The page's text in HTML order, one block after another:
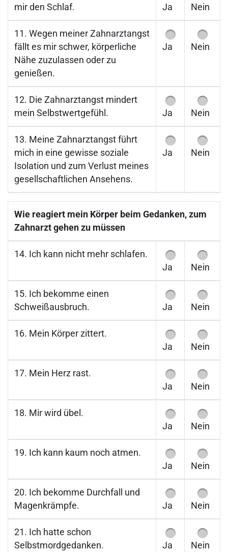
mir den Schlaf.
Ja Nein
11. Wegen meiner Zahnarztangst
fällt es mir schwer, körperliche
Nähe zuzulassen oder zu
genießen.
Ja Nein
12. Die Zahnarztangst mindert
mein Selbstwertgefühl.
Ja Nein
13. Meine Zahnarztangst führt
mich in eine gewisse soziale
Isolation und zum Verlust meines
gesellschaftlichen Ansehens.
Ja Nein
Wie reagiert mein Körper beim Gedanken, zum
Zahnarzt gehen zu müssen
14. Ich kann nicht mehr schlafen.
Ja
Nein
15. Ich bekomme einen
Schweißausbruch.
Ja Nein
16. Mein Körper zittert.
Ja
Nein
17. Mein Herz rast.
Ja
Nein
18. Mir wird übel.
Ja
Nein
19. Ich kann kaum noch atmen.
Ja
Nein
20. Ich bekomme Durchfall und
Magenkrämpfe.
Ja Nein
21. Ich hatte schon
Selbstmordgedanken.
Ja Nein